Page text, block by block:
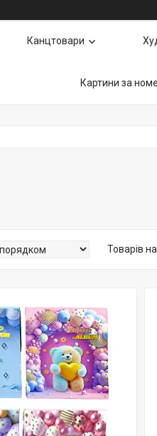
Канцтовари
Картини за